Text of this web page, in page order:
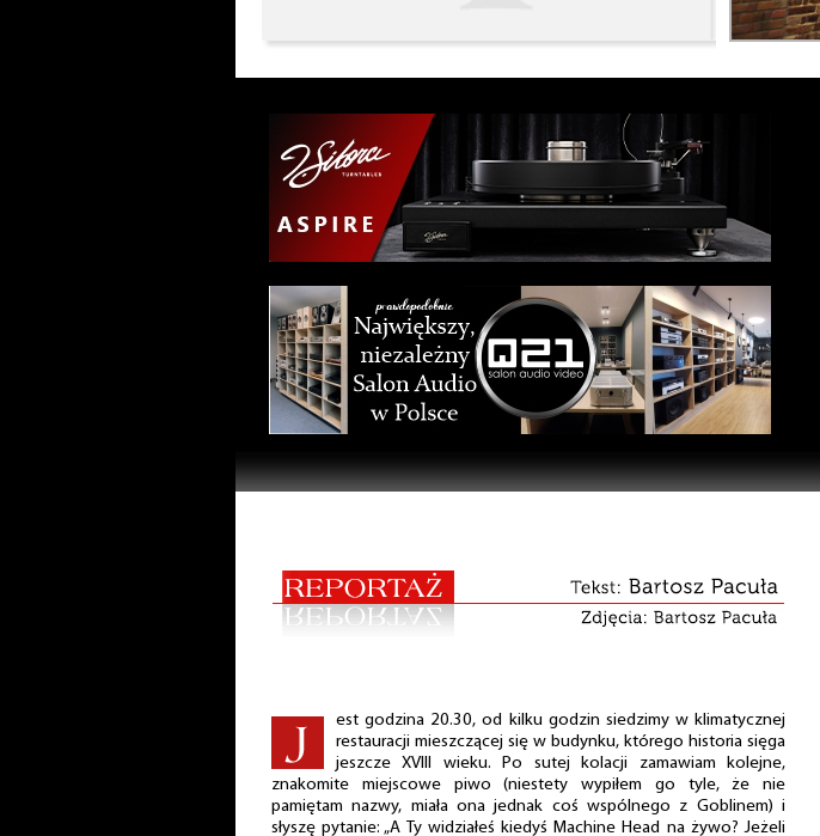
est godzina 20.30, od kilku godzin siedzimy w klimatycznej
restauracji mieszczącej się w budynku, którego historia sięga
jeszcze XVIII wieku. Po sutej kolacji zamawiam kolejne,
znakomite miejscowe piwo (niestety wypiłem go tyle, że nie
pamiętam nazwy, miała ona jednak coś wspólnego z Goblinem) i
słyszę pytanie: „A Ty widziałeś kiedyś Machine Head na żywo? Jeżeli